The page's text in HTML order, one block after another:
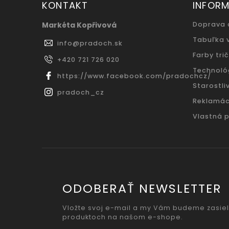
KONTAKT
Markéta Kopřivová
info@pradoch.sk
+420 721 726 020
https://www.facebook.com/pradochcz/
pradoch_cz
Doprava
Tabuľka
Farby
Vlastná
ODOBERAŤ NEWSLETTER
Vložte svoj e-mail a my Vám budeme
produktoch na našom e-shope.